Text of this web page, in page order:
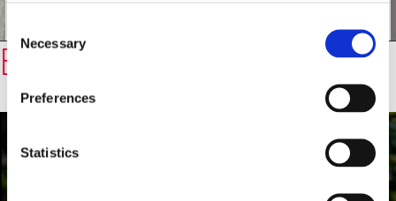
Selection
Necessary
Preferences
Statistics
Vorherigen
Slide
anzeigen
Redner
Elif Shafak